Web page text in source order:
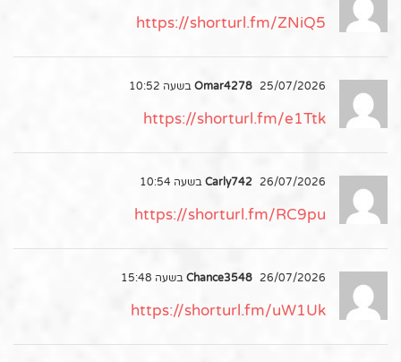
https://shorturl.fm/ZNiQ5
Omar4278 25/07/2026 בשעה 10:52
https://shorturl.fm/e1Ttk
Carly742 26/07/2026 בשעה 10:54
https://shorturl.fm/RC9pu
Chance3548 26/07/2026 בשעה 15:48
https://shorturl.fm/uW1Uk